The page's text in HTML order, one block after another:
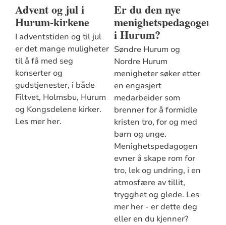
Advent og jul i
Hurum-kirkene
I adventstiden og til jul
er det mange muligheter
til å få med seg
konserter og
gudstjenester, i både
Filtvet, Holmsbu, Hurum
og Kongsdelene kirker.
Les mer her.
Er du den nye
menighetspedagogen
i Hurum?
Søndre Hurum og
Nordre Hurum
menigheter søker etter
en engasjert
medarbeider som
brenner for å formidle
kristen tro, for og med
barn og unge.
Menighetspedagogen
evner å skape rom for
tro, lek og undring, i en
atmosfære av tillit,
trygghet og glede. Les
mer her - er dette deg
eller en du kjenner?